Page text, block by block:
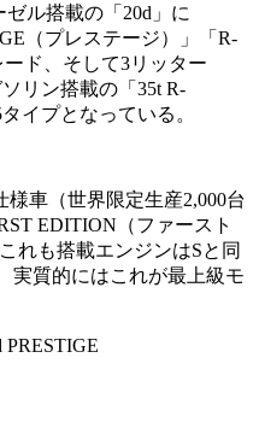
ル搭載の「20d」に
（プレステージ）」「R-
ド、そして3リッター
リン搭載の「35t R-
イプとなっている。
車（世界限定生産2,000台
EDITION（ファースト
れも搭載エンジンはSと同
実質的にはこれが最上級モ
PRESTIGE